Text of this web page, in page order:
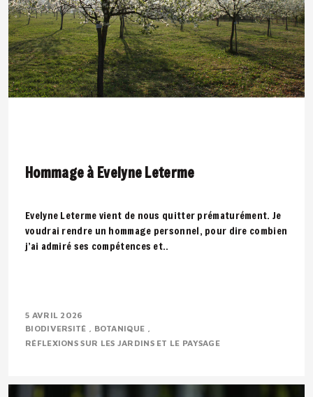
Hommage à Evelyne Leterme
Evelyne Leterme vient de nous quitter prématurément. Je
voudrai rendre un hommage personnel, pour dire combien
j’ai admiré ses compétences et..
5 AVRIL 2026
BIODIVERSITÉ
BOTANIQUE
RÉFLEXIONS SUR LES JARDINS ET LE PAYSAGE